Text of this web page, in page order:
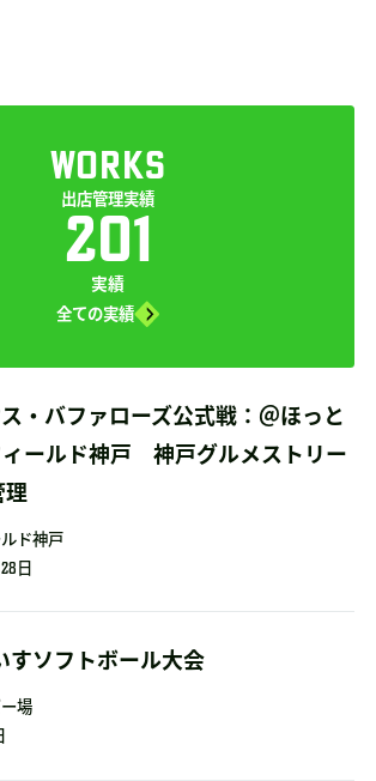
WORKS
出店管理実績
201
実績
全ての実績
・バファローズ公式戦：＠ほっと
ールド神戸 神戸グルメストリー
理
ド神戸
日
すソフトボール大会
場